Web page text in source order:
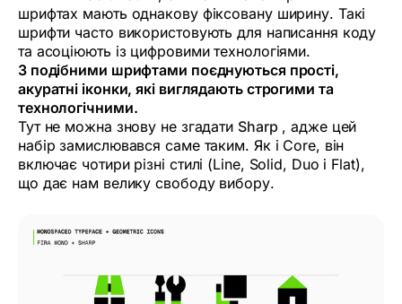
шрифтах мають однакову фіксовану ширину. Такі
шрифти часто використовують для написання коду
та асоціюють із цифровими технологіями.
З подібними шрифтами поєднуються прості,
акуратні іконки, які виглядають строгими та
технологічними.
Тут не можна знову не згадати Sharp, адже цей
набір замислювався саме таким. Як і Core, він
включає чотири різні стилі (Line, Solid, Duo і Flat),
що дає нам велику свободу вибору.